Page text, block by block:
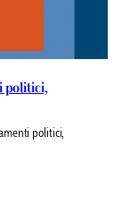
politici,
politici,